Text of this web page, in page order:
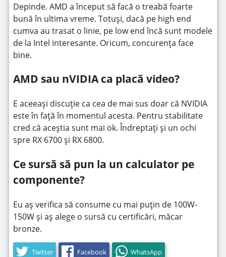
Depinde. AMD a început să facă o treabă foarte
bună în ultima vreme. Totuși, dacă pe high end
cumva au trasat o linie, pe low end încă sunt modele
de la Intel interesante. Oricum, concurența face
bine.
AMD sau nVIDIA ca placă video?
E aceeași discuție ca cea de mai sus doar că NVIDIA
este în față în momentul acesta. Pentru stabilitate
cred că aceștia sunt mai ok. Îndreptați și un ochi
spre RX 6700 și RX 6800.
Ce sursă să pun la un calculator pe
componente?
Eu aș verifica să consume cu mai puțin de 100W-
150W și aș alege o sursă cu certificări, măcar
bronze.
Twitter Facebook WhatsApp